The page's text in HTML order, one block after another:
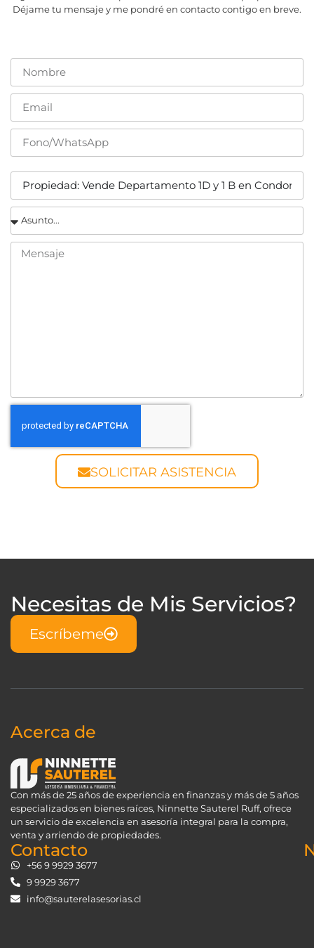
Déjame tu mensaje y me pondré en contacto contigo en breve.
SOLICITAR ASISTENCIA
Necesitas de Mis Servicios?
Escríbeme
Acerca de
Con más de 25 años de experiencia en finanzas y más de 5 años
especializados en bienes raíces, Ninnette Sauterel Ruff, ofrece
un servicio de excelencia en asesoría integral para la compra,
venta y arriendo de propiedades.
Contacto
+56 9 9929 3677
9 9929 3677
info@sauterelasesorias.cl